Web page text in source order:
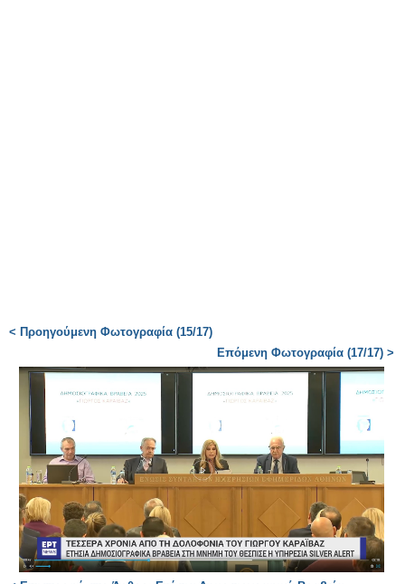
< Προηγούμενη Φωτογραφία (15/17)
Επόμενη Φωτογραφία (17/17) >